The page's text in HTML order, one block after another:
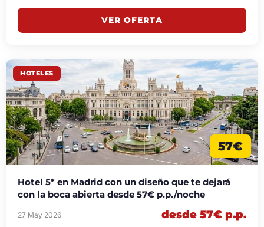
VER OFERTA
HOTELES
57€
Hotel 5* en Madrid con un diseño que te dejará
con la boca abierta desde 57€ p.p./noche
27 May 2026 desde 57€ p.p.